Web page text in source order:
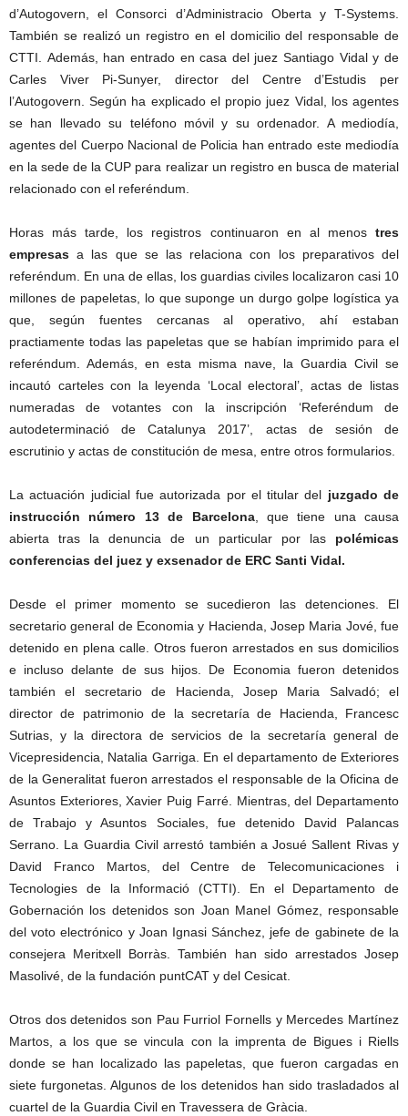
d’Autogovern, el Consorci d’Administracio Oberta y T-Systems.
También se realizó un registro en el domicilio del responsable de
CTTI. Además, han entrado en casa del juez Santiago Vidal y de
Carles Viver Pi-Sunyer, director del Centre d’Estudis per
l’Autogovern. Según ha explicado el propio juez Vidal, los agentes
se han llevado su teléfono móvil y su ordenador. A mediodía,
agentes del Cuerpo Nacional de Policia han entrado este mediodía
en la sede de la CUP para realizar un registro en busca de material
relacionado con el referéndum.
Horas más tarde, los registros continuaron en al menos tres
empresas a las que se las relaciona con los preparativos del
referéndum. En una de ellas, los guardias civiles localizaron casi 10
millones de papeletas, lo que suponge un durgo golpe logística ya
que, según fuentes cercanas al operativo, ahí estaban
practiamente todas las papeletas que se habían imprimido para el
referéndum. Además, en esta misma nave, la Guardia Civil se
incautó carteles con la leyenda ‘Local electoral’, actas de listas
numeradas de votantes con la inscripción ‘Referéndum de
autodeterminació de Catalunya 2017’, actas de sesión de
escrutinio y actas de constitución de mesa, entre otros formularios.
La actuación judicial fue autorizada por el titular del juzgado de
instrucción número 13 de Barcelona, que tiene una causa
abierta tras la denuncia de un particular por laspolémicas
conferencias del juez y exsenador de ERC Santi Vidal.
Desde el primer momento se sucedieron las detenciones. El
secretario general de Economia y Hacienda, Josep Maria Jové, fue
detenido en plena calle. Otros fueron arrestados en sus domicilios
e incluso delante de sus hijos. De Economia fueron detenidos
también el secretario de Hacienda, Josep Maria Salvadó; el
director de patrimonio de la secretaría de Hacienda, Francesc
Sutrias, y la directora de servicios de la secretaría general de
Vicepresidencia, Natalia Garriga. En el departamento de Exteriores
de la Generalitat fueron arrestados el responsable de la Oficina de
Asuntos Exteriores, Xavier Puig Farré. Mientras, del Departamento
de Trabajo y Asuntos Sociales, fue detenido David Palancas
Serrano. La Guardia Civil arrestó también a Josué Sallent Rivas y
David Franco Martos, del Centre de Telecomunicaciones i
Tecnologies de la Informació (CTTI). En el Departamento de
Gobernación los detenidos son Joan Manel Gómez, responsable
del voto electrónico y Joan Ignasi Sánchez, jefe de gabinete de la
consejera Meritxell Borràs. También han sido arrestados Josep
Masolivé, de la fundación puntCAT y del Cesicat.
Otros dos detenidos son Pau Furriol Fornells y Mercedes Martínez
Martos, a los que se vincula con la imprenta de Bigues i Riells
donde se han localizado las papeletas, que fueron cargadas en
siete furgonetas. Algunos de los detenidos han sido trasladados al
cuartel de la Guardia Civil en Travessera de Gràcia.